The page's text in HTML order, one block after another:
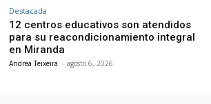
Destacada
12 centros educativos son atendidos
para su reacondicionamiento integral
en Miranda
Andrea Teixeira - agosto 6, 2026